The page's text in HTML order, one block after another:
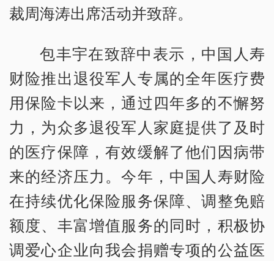
裁周海涛出席活动并致辞。
包丰宇在致辞中表示，中国人寿
财险推出退役军人专属的全年医疗费
用保险卡以来，通过四年多的不懈努
力，为众多退役军人家庭提供了及时
的医疗保障，有效缓解了他们因病带
来的经济压力。今年，中国人寿财险
在持续优化保险服务保障、调整免赔
额度、丰富增值服务的同时，积极协
调爱心企业向我会捐赠专项的公益医